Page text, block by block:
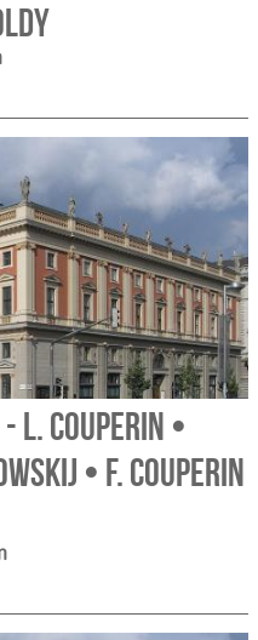
Couperin •
• F. Couperin